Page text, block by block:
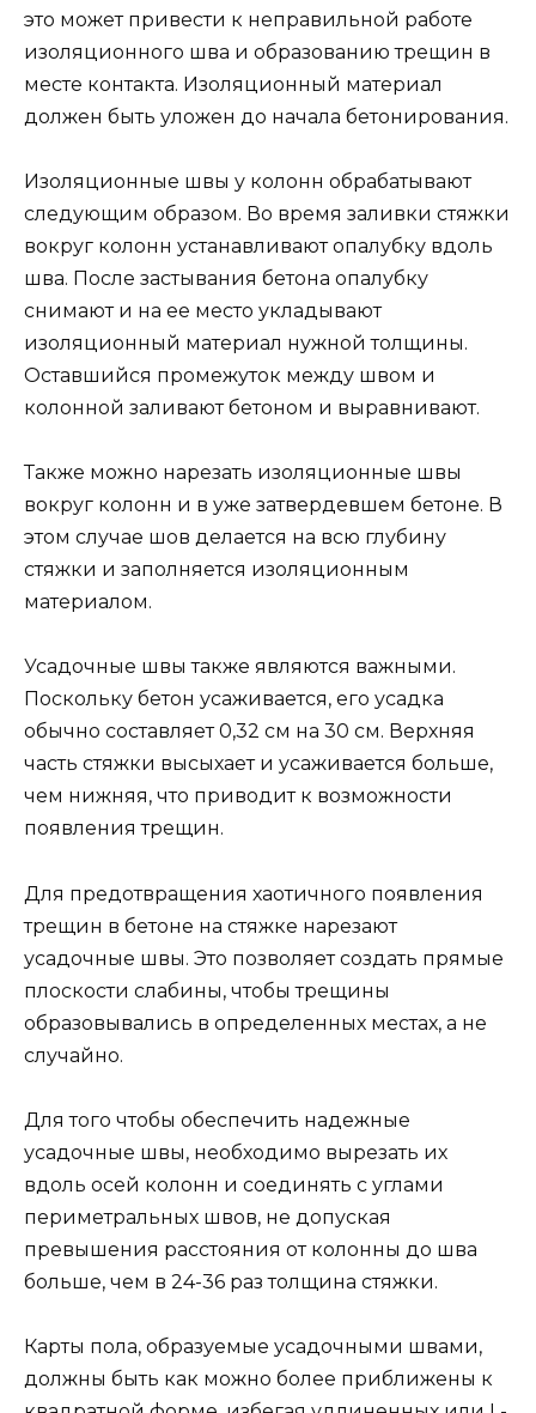
это может привести к неправильной работе
изоляционного шва и образованию трещин в
месте контакта. Изоляционный материал
должен быть уложен до начала бетонирования.
Изоляционные швы у колонн обрабатывают
следующим образом. Во время заливки стяжки
вокруг колонн устанавливают опалубку вдоль
шва. После застывания бетона опалубку
снимают и на ее место укладывают
изоляционный материал нужной толщины.
Оставшийся промежуток между швом и
колонной заливают бетоном и выравнивают.
Также можно нарезать изоляционные швы
вокруг колонн и в уже затвердевшем бетоне. В
этом случае шов делается на всю глубину
стяжки и заполняется изоляционным
материалом.
Усадочные швы также являются важными.
Поскольку бетон усаживается, его усадка
обычно составляет 0,32 см на 30 см. Верхняя
часть стяжки высыхает и усаживается больше,
чем нижняя, что приводит к возможности
появления трещин.
Для предотвращения хаотичного появления
трещин в бетоне на стяжке нарезают
усадочные швы. Это позволяет создать прямые
плоскости слабины, чтобы трещины
образовывались в определенных местах, а не
случайно.
Для того чтобы обеспечить надежные
усадочные швы, необходимо вырезать их
вдоль осей колонн и соединять с углами
периметральных швов, не допуская
превышения расстояния от колонны до шва
больше, чем в 24-36 раз толщина стяжки.
Карты пола, образуемые усадочными швами,
должны быть как можно более приближены к